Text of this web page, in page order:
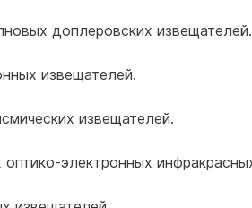
доплеровских извещателей.
извещателей.
извещателей.
электронных